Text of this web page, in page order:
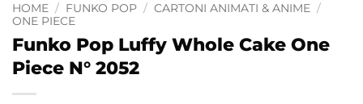
HOME / FUNKO POP / CARTONI ANIMATI & ANIME /
ONE PIECE
Funko Pop Luffy Whole Cake One
Piece N° 2052